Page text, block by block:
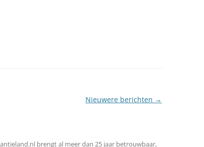
Nieuwere berichten →
brengt al meer dan 25 jaar betrouwbaar,